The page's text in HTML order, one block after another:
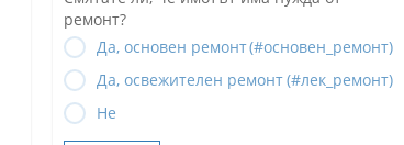
ремонт?
Да, основен ремонт(#основен_ремонт)
Да, освежителен ремонт(#лек_ремонт)
Не